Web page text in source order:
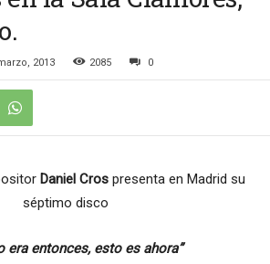
2013 2085 0
Daniel Cros presenta en Madrid su
séptimo disco
era entonces, esto es ahora”